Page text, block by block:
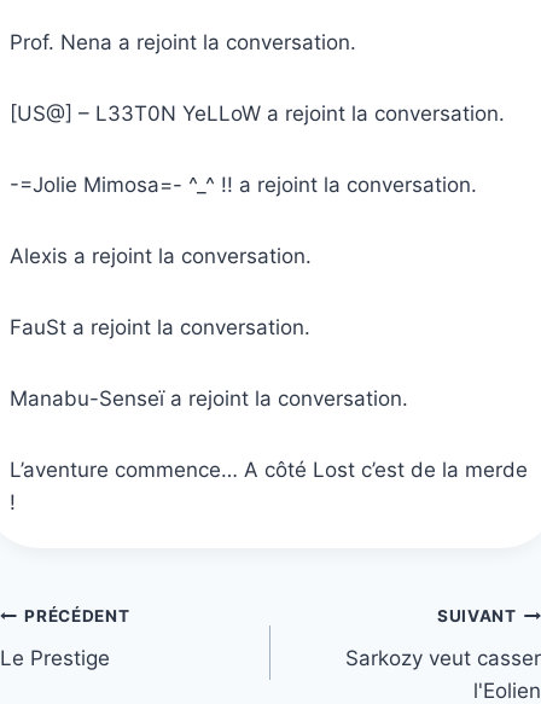
Prof. Nena a rejoint la conversation.
[US@] – L33T0N YeLLoW a rejoint la conversation.
-=Jolie Mimosa=- ^_^ !! a rejoint la conversation.
Alexis a rejoint la conversation.
FauSt a rejoint la conversation.
Manabu-Senseï a rejoint la conversation.
L’aventure commence… A côté Lost c’est de la merde
!
Navigation
de
PRÉCÉDENT
Le Prestige
SUIVANT
Sarkozy veut casser
l'Eolien